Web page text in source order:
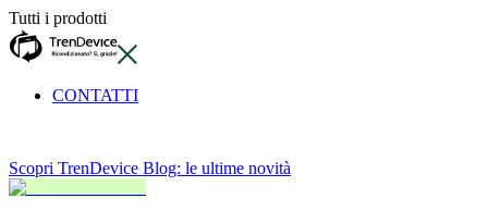
Tutti i prodotti
CONTATTI
Scopri TrenDevice Blog: le ultime novità